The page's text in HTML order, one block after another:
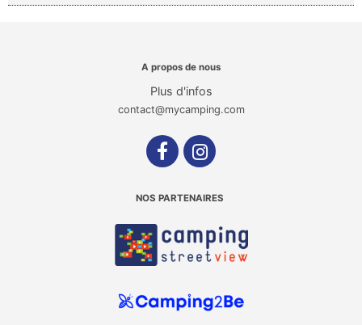
A propos de nous
Plus d'infos
contact@mycamping.com
NOS PARTENAIRES